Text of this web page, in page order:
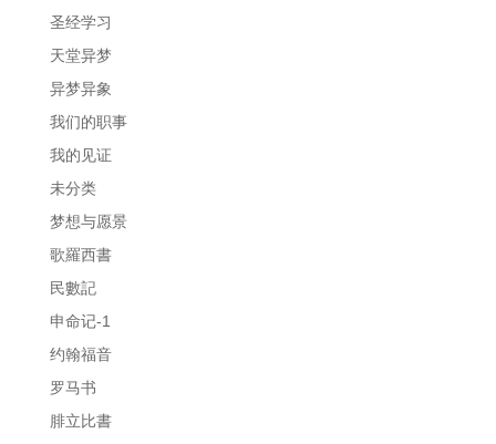
圣经学习
天堂异梦
异梦异象
我们的职事
我的见证
未分类
梦想与愿景
歌羅西書
民數記
申命记-1
约翰福音
罗马书
腓立比書